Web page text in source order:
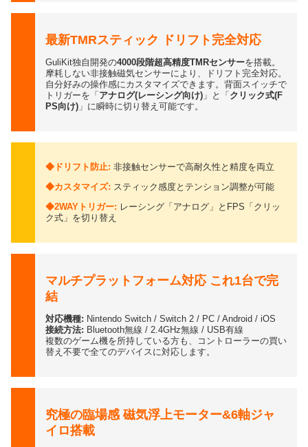
最新TMRスティック ドリフト完全対応
GuliKit独自開発の4000段階超高精度TMRセンサーを搭載。
摩耗しない非接触磁気センサーにより、ドリフト完全対応。
自分好みの操作感にカスタマイズできます。背面スイッチで
トリガーを「 アナログ(レーシング向け) 」と「 クリック式(F
PS向け) 」に瞬時に切り替え可能です。
◆ドリフト防止: 非接触センサーで高耐久性と精度を両立
◆カスタマイズ: スティック感度とテンション調整が可能
◆2WAYトリガー: レーシング「アナログ」とFPS「クリッ
ク式」を切り替え
マルチプラットフォーム対応 これ1台で完
結
対応機種: Nintendo Switch / Switch 2 / PC / Android / iOS
接続方法: Bluetooth無線 / 2.4GHz無線 / USB有線
複数のゲーム機を所持している方も、コントローラーの買い
替え不要で全てのデバイスに対応します。
究極の臨場感 磁気浮上モーター&6軸ジャ
イロ搭載